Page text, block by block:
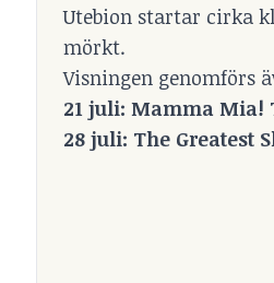
Utebion startar cirka
mörkt.
Visningen genomförs
21 juli: Mamma Mia!
28 juli: The Greatest